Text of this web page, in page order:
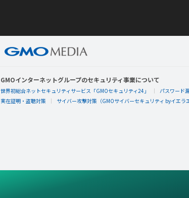
GMOインターネットグループのセキュリティ事業について
世界初総合ネットセキュリティサービス「GMOセキュリティ24」 パスワード
実在証明・盗聴対策
サイバー攻撃対策（GMOサイバーセキュリティ byイエラエ